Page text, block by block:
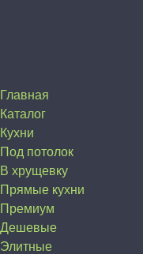
Главная
Каталог
Кухни
Под потолок
В хрущевку
Прямые кухни
Премиум
Дешевые
Элитные